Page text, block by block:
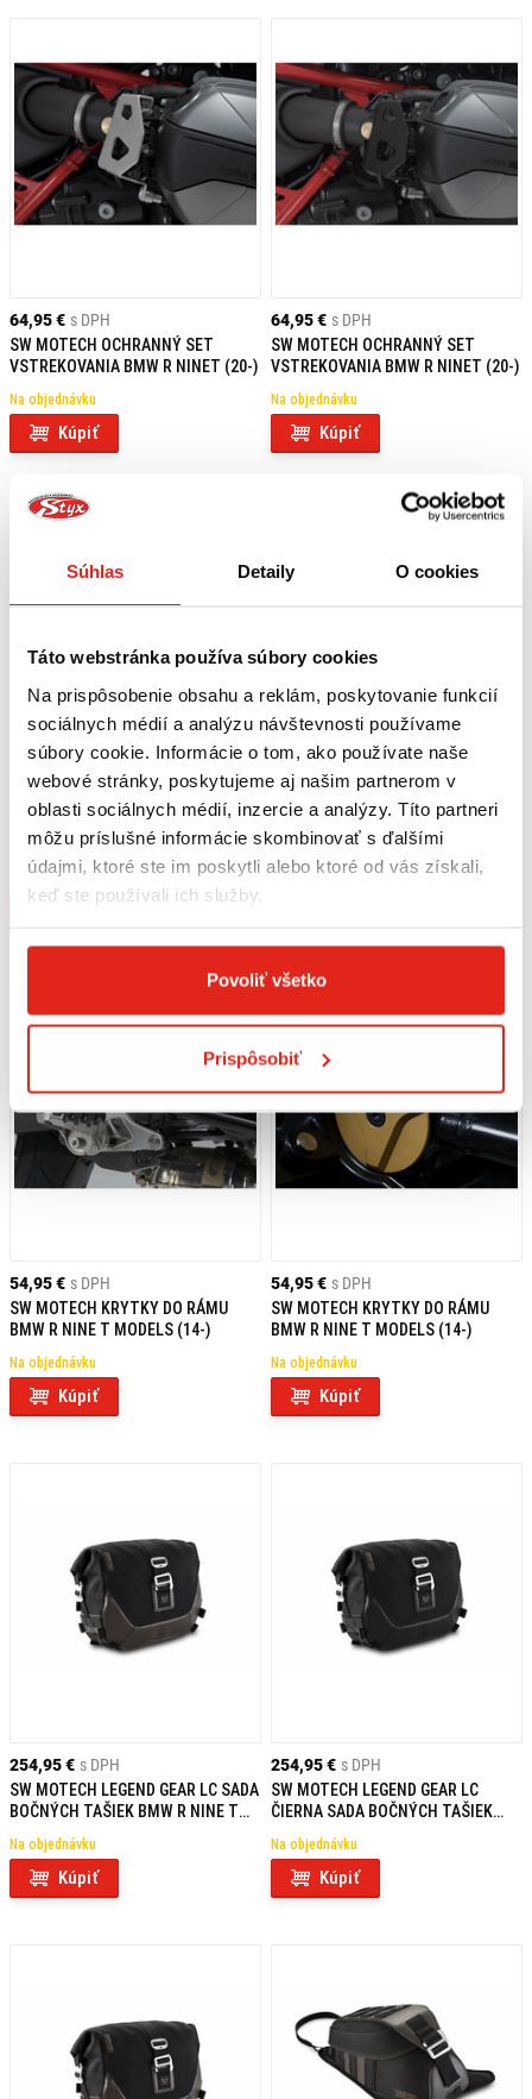
Súhlas Detaily O cookies
Táto webstránka používa súbory cookies
Na prispôsobenie obsahu a reklám, poskytovanie funkcií
sociálnych médií a analýzu návštevnosti používame
súbory cookie. Informácie o tom, ako používate naše
webové stránky, poskytujeme aj našim partnerom v
oblasti sociálnych médií, inzercie a analýzy. Títo partneri
môžu príslušné informácie skombinovať s ďalšími
údajmi, ktoré ste im poskytli alebo ktoré od vás získali,
keď ste používali ich služby.
Povoliť všetko
Prispôsobiť
64,95 € s DPH
SW MOTECH OCHRANNÝ SET
VSTREKOVANIA BMW R NINET (20-)
Na objednávku
Kúpiť
64,95 € s DPH
SW MOTECH OCHRANNÝ SET
VSTREKOVANIA BMW R NINET (20-)
Na objednávku
Kúpiť
279,95 € s DPH
NINE T (14-)/SCRA, ,PURE, RACER
(16-)
Na objednávku
264,95 €
s DPH
SW MOTECH PADACÍ RÁM BMW R
NINET (14-)/ SCRAMBLER (16-)
54,95 € s DPH
SW MOTECH KRYTKY DO RÁMU
BMW R NINE T MODELS (14-)
Na objednávku
Kúpiť
54,95 € s DPH
SW MOTECH KRYTKY DO RÁMU
BMW R NINE T MODELS (14-)
Na objednávku
Kúpiť
254,95 € s DPH
SW MOTECH LEGEND GEAR LC SADA
BOČNÝCH TAŠIEK BMW R NINE T
Na objednávku
Kúpiť
254,95 € s DPH
SW MOTECH LEGEND GEAR LC
ČIERNA SADA BOČNÝCH TAŠIEK
Na objednávku
Kúpiť